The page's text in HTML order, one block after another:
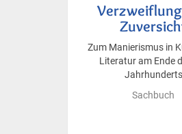
Zum Manierismus in
Literatur am Ende
Jahrhunderts
Sachbuch